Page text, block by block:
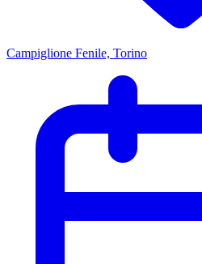
Campiglione Fenile, Torino